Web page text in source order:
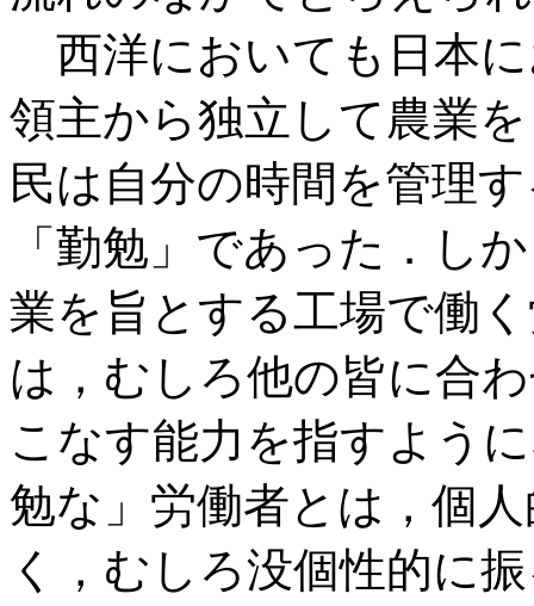
西洋においても日本
領主から独立して農業
民は自分の時間を管理
「勤勉」であった．し
業を旨とする工場で働
は，むしろ他の皆に合
こなす能力を指すよう
勉な」労働者とは，個
く，むしろ没個性的に